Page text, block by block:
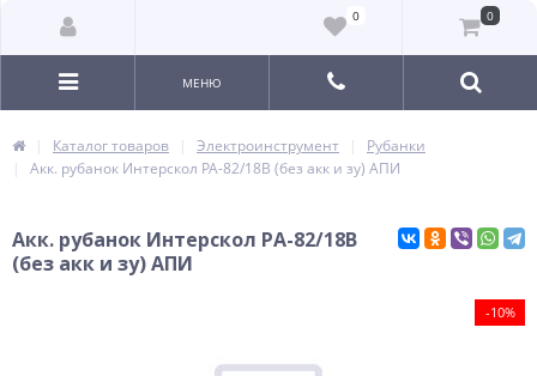
0 0
МЕНЮ
Каталог товаров Электроинструмент
Рубанки
Акк. рубанок Интерскол РА-82/18В (без акк и зу) АПИ
Акк. рубанок Интерскол РА-82/18В
(без акк и зу) АПИ
-10%